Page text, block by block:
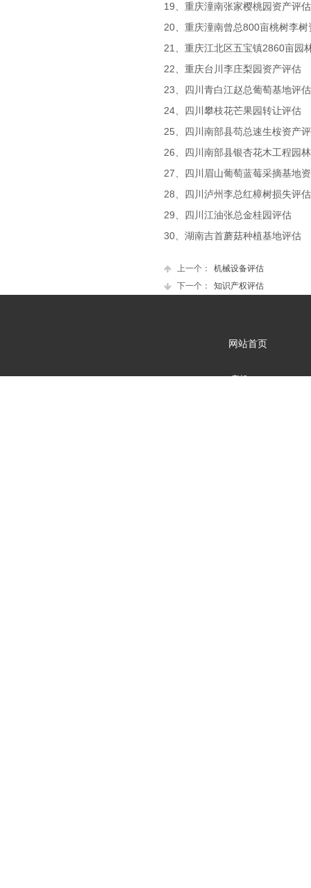
19、重庆潼南张家樱桃园资产评估
20、重庆潼南曾总800亩桃树李树
21、重庆江北区五宝镇2860亩园
22、重庆台川李庄梨园资产评估
23、四川青白江赵总葡萄基地评
24、四川攀枝花芒果园转让评估
25、四川南部县苟总速生桉资产
26、四川南部县银杏花木工程园
27、四川眉山葡萄蓝莓采摘基地
28、四川泸州李总红樟树损失评估
29、四川江油张总金桂园评估
30、湖南吉首蘑菇种植基地评估
上一个：
机械设备评估
下一个：
知识产权评估
网站首页
座机: 023-